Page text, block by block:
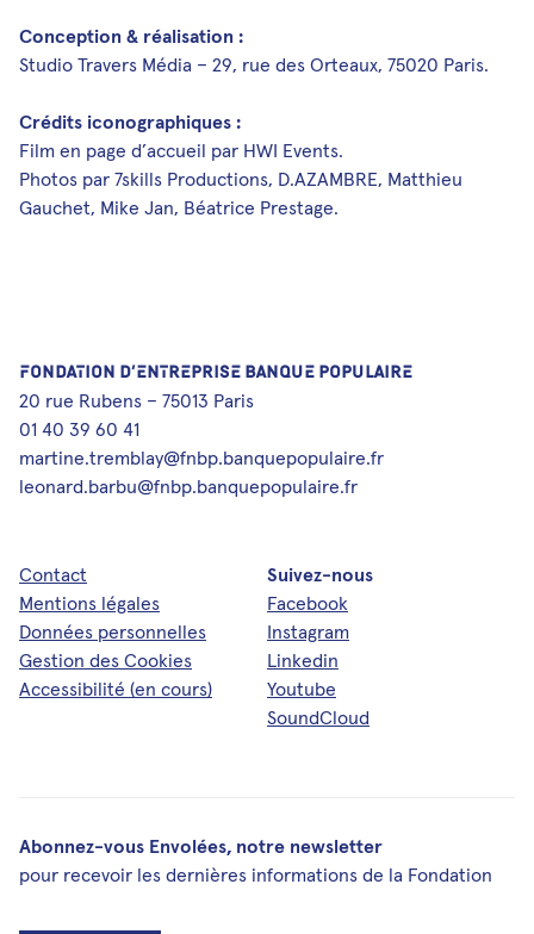
Conception & réalisation :
Studio Travers Média – 29, rue des Orteaux, 75020 Paris.
Crédits iconographiques :
Film en page d’accueil par HWI Events.
Photos par 7skills Productions, D.AZAMBRE, Matthieu
Gauchet, Mike Jan, Béatrice Prestage.
FONDATION D’ENTREPRISE BANQUE POPULAIRE
20 rue Rubens – 75013 Paris
01 40 39 60 41
martine.tremblay@fnbp.banquepopulaire.fr
leonard.barbu@fnbp.banquepopulaire.fr
Contact
Mentions légales
Données personnelles
Gestion des Cookies
Accessibilité (en cours)
Suivez-nous
Facebook
Instagram
Linkedin
Youtube
SoundCloud
Abonnez-vous Envolées, notre newsletter
pour recevoir les dernières informations de la Fondation